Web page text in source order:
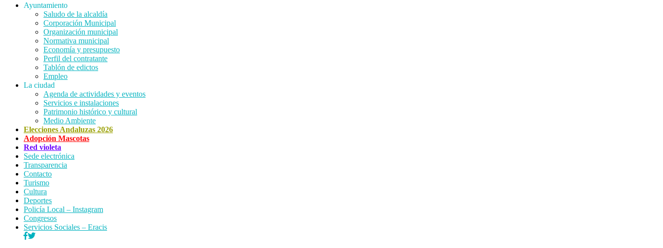
Menu
Ayuntamiento
Saludo de la alcaldía
Corporación Municipal
Organización municipal
Normativa municipal
Economía y presupuesto
Perfil del contratante
Tablón de edictos
Empleo
La ciudad
Agenda de actividades y eventos
Servicios e instalaciones
Patrimonio histórico y cultural
Medio Ambiente
Elecciones Andaluzas 2026
Adopción Mascotas
Red violeta
Sede electrónica
Transparencia
Contacto
Turismo
Cultura
Deportes
Policía Local – Instagram
Congresos
Servicios Sociales – Eracis